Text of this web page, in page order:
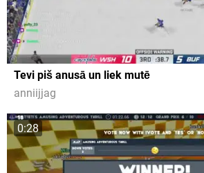
Tevi piš anusā un liek mutē
anniijjag
0:28